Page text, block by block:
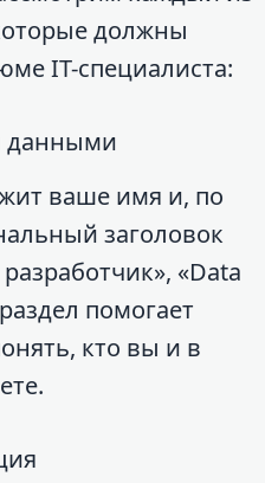
должны
IT-специалиста:
данными
ваше имя и, по
заголовок
«Data
помогает
кто вы и в